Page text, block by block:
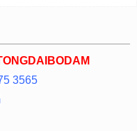
3565